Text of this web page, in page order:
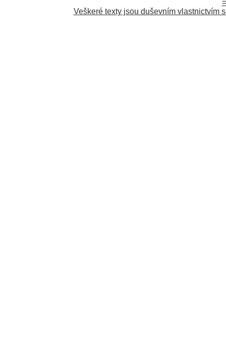
Veškeré texty jsou duševním vlastnictvím